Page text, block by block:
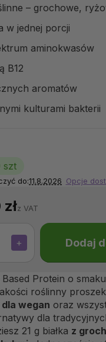
z VAT
+ Dodaj
Protein o smaku
roślinny
wegan oraz
dla
21 g białka z
– grochowe,
w jednej porcji
aminokwasów
B12
aromatów
kulturami bakterii
szt
do:11.8.2026 Opcje